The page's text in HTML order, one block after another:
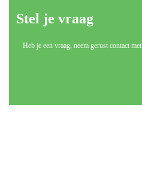
Stel je vraag
Heb je een vraag, neem gerust contact